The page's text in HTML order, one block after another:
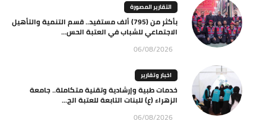
التقارير المصورة
بأكثر من (795) ألف مستفيد.. قسم التنمية والتأهيل
الاجتماعي للشباب في العتبة الحس...
06/08/2026
اخبار وتقارير
خدمات طبية وإرشادية وتقنية متكاملة.. جامعة
الزهراء (ع) للبنات التابعة للعتبة الح...
06/08/2026